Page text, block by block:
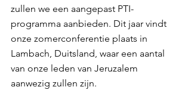
zullen we een aangepast PTI-
programma aanbieden. Dit jaar vindt
onze zomerconferentie plaats in
Lambach, Duitsland, waar een aantal
van onze leden van Jeruzalem
aanwezig zullen zijn.